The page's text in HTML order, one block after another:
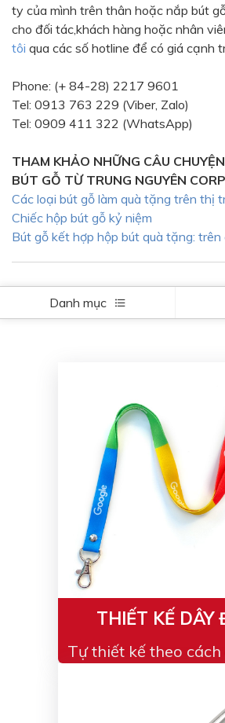
Tím - Bạc
Bạc - Xanh dương
Đỏ - Bạc
Đen - Trắng
Xanh xám
Xanh dương - Đen
Đen - Nơ
Bạc 2cm
ty của mình trên thân hoặc nắp bút
cho đối tác,khách hàng hoặc nhân
tôi qua các số hotline để có giá cạnh
Phone: (+ 84-28) 2217 9601
Tel: 0913 763 229 (Viber, Zalo)
Tel: 0909 411 322 (WhatsApp)
THAM KHẢO NHỮNG CÂU
BÚT GỖ TỪ TRUNG NGUYÊN CORP
Các loại bút gỗ làm quà tặng trên thị
Chiếc hộp bút gỗ kỷ niệm
Bút gỗ kết hợp hộp bút quà tặng:
Danh mục
THIẾT KẾ DÂY
Tự thiết kế theo